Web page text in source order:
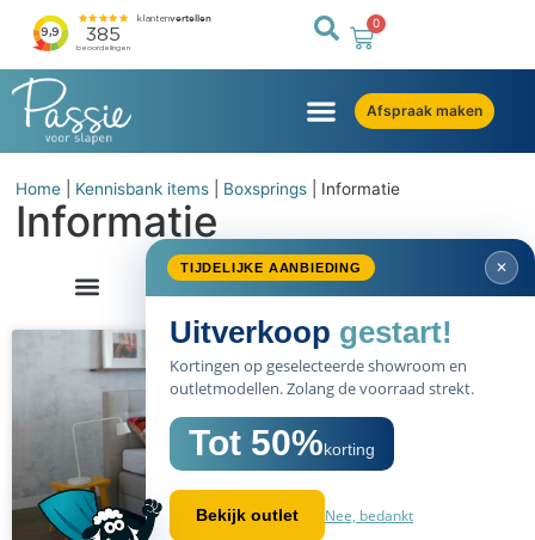
0
Afspraak maken
TIJDELIJKE AANBIEDING ✕
Uitverkoop gestart!
Kortingen op geselecteerde showroom en
outletmodellen. Zolang de voorraad strekt.
Tot 50%korting
Bekijk outlet Nee, bedankt
Home Kennisbank items Boxsprings Informatie
Informatie